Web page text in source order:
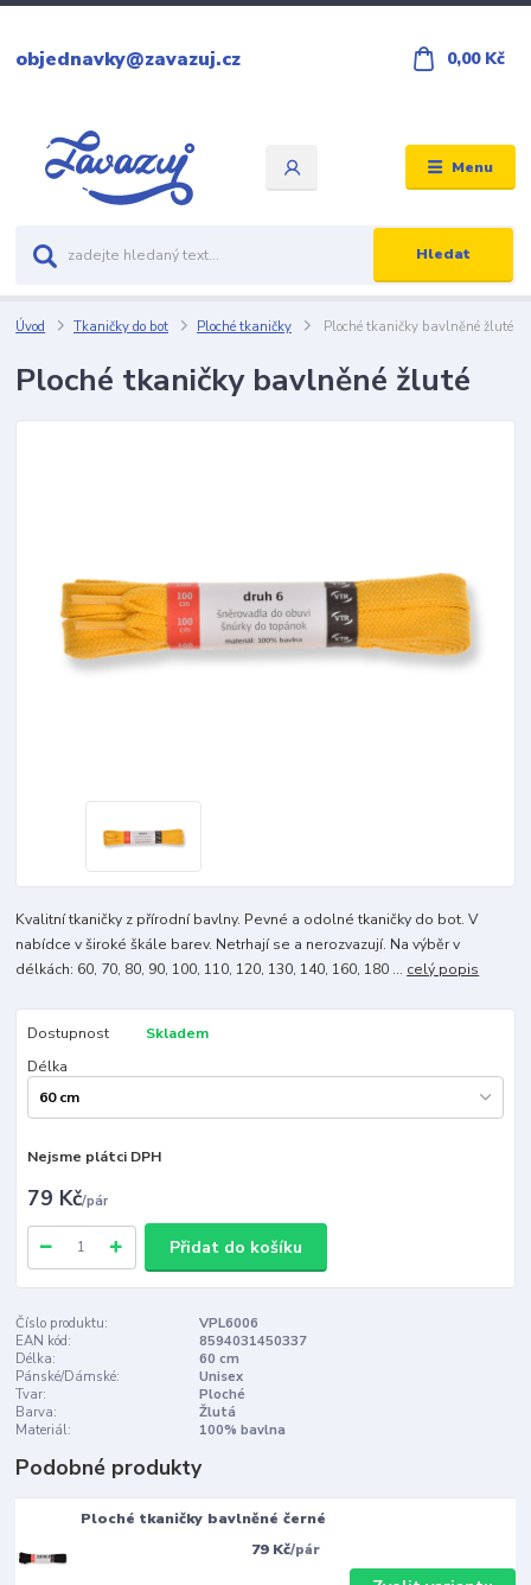
Menu
Hledat
objednavky@zavazuj.cz 0,00 Kč
Úvod Tkaničky do bot Ploché tkaničky Ploché tkaničky bavlněné žluté
Ploché tkaničky bavlněné žluté
Kvalitní tkaničky z přírodní bavlny. Pevné a odolné tkaničky do bot. V
nabídce v široké škále barev. Netrhají se a nerozvazují. Na výběr v
délkách: 60, 70, 80, 90, 100, 110, 120, 130, 140, 160, 180 ... celý popis
Dostupnost
Skladem
Délka
Nejsme plátci DPH
79 Kč/pár
Přidat do košíku
Číslo produktu:
VPL6006
EAN kód:
8594031450337
Délka:
60 cm
Pánské/Dámské:
Unisex
Tvar:
Ploché
Barva:
Žlutá
Materiál:
100% bavlna
Podobné produkty
Ploché tkaničky bavlněné černé
79 Kč/pár